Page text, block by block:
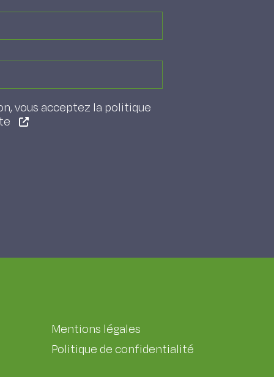
vous acceptez la politique
Mentions légales
Politique de confidentialité